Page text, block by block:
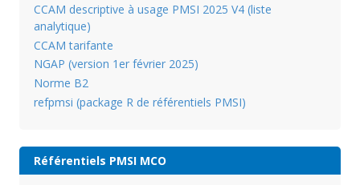
CCAM descriptive à usage PMSI 2025 V4 (liste
analytique)
CCAM tarifante
NGAP (version 1er février 2025)
Norme B2
refpmsi (package R de référentiels PMSI)
Référentiels PMSI MCO